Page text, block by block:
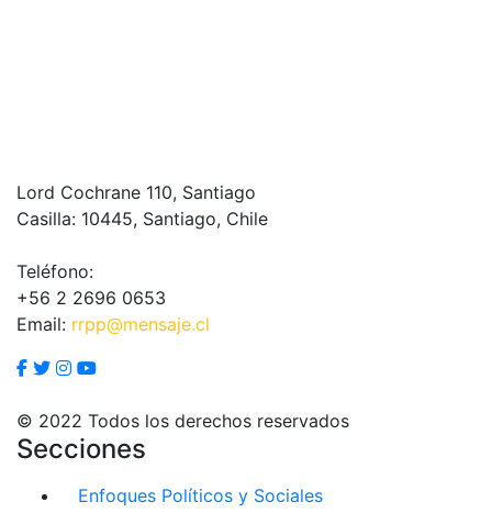
Lord Cochrane 110, Santiago
Casilla: 10445, Santiago, Chile
Teléfono:
+56 2 2696 0653
Email: rrpp@mensaje.cl
© 2022 Todos los derechos reservados
Secciones
Enfoques Políticos y Sociales